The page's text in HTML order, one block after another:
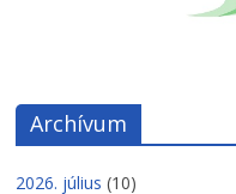
Archívum
2026. július (10)